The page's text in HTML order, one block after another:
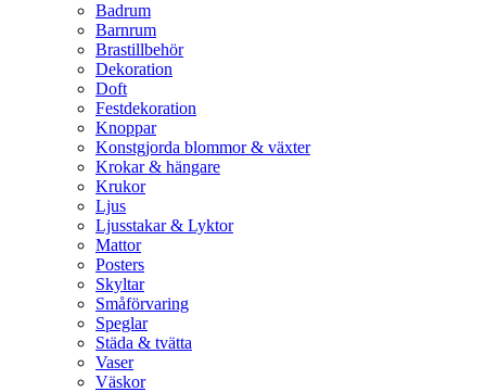
Badrum
Barnrum
Brastillbehör
Dekoration
Doft
Festdekoration
Knoppar
Konstgjorda blommor & växter
Krokar & hängare
Krukor
Ljus
Ljusstakar & Lyktor
Mattor
Posters
Skyltar
Småförvaring
Speglar
Städa & tvätta
Vaser
Väskor